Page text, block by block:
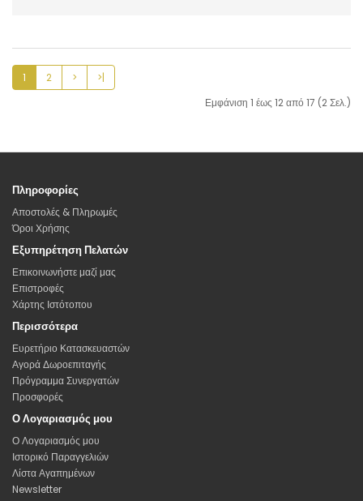
1 2 >
>|
Εμφάνιση 1 έως 12 από 17 (2 Σελ.)
Πληροφορίες
Αποστολές & Πληρωμές
Όροι Χρήσης
Εξυπηρέτηση Πελατών
Επικοινωνήστε μαζί μας
Επιστροφές
Χάρτης Ιστότοπου
Περισσότερα
Ευρετήριο Κατασκευαστών
Αγορά Δωροεπιταγής
Πρόγραμμα Συνεργατών
Προσφορές
Ο Λογαριασμός μου
Ο Λογαριασμός μου
Ιστορικό Παραγγελιών
Λίστα Αγαπημένων
Newsletter